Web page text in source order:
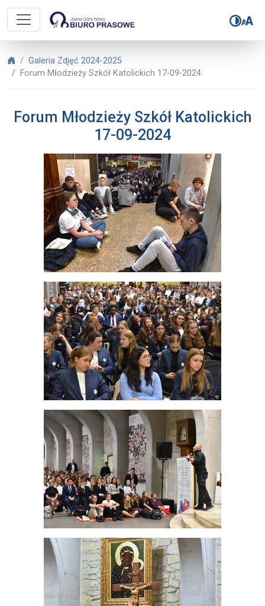
Biuro Prasowe Jasnej Góry –
Biuro Prasowe Jasnej Góry
Galeria Zdjęć 2024-2025
Forum Młodzieży Szkół Katolickich 17-09-2024
Forum Młodzieży Szkół Katolickich
17-09-2024